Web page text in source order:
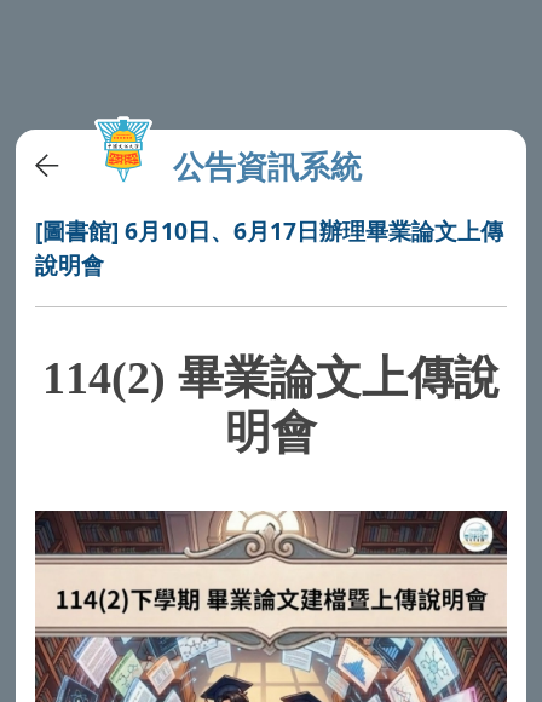
公告資訊系統
[圖書館] 6月10日、6月17日辦理畢業論文上傳
說明會
114(2) 畢業論文上傳說
明會